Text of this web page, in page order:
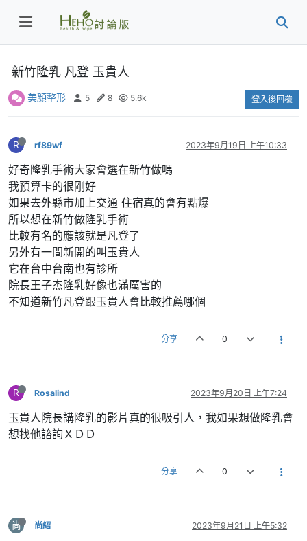
新竹隆乳 凡登 玉貴人
美顏整形 5 8 5.6k 登入後回覆
R rf89wf 2023年9月19日 上午10:33
好奇隆乳手術大家會選在新竹做嗎
我預算卡的很剛好
如果去外縣市加上交通 住宿真的會有點爆
所以想在新竹做隆乳手術
比較有名的應該就是凡登了
另外有一間新開的叫玉貴人
它在台中台南也有診所
院長王子杰隆乳好像也滿厲害的
不知道新竹凡登跟玉貴人會比較推薦哪個
分享 0
R Rosalind 2023年9月20日 上午7:24
玉貴人院長講隆乳的影片真的很吸引人，我如果想做隆乳會
想找他諮詢ＸＤＤ
分享 0
尚 尚紹 2023年9月21日 上午5:32